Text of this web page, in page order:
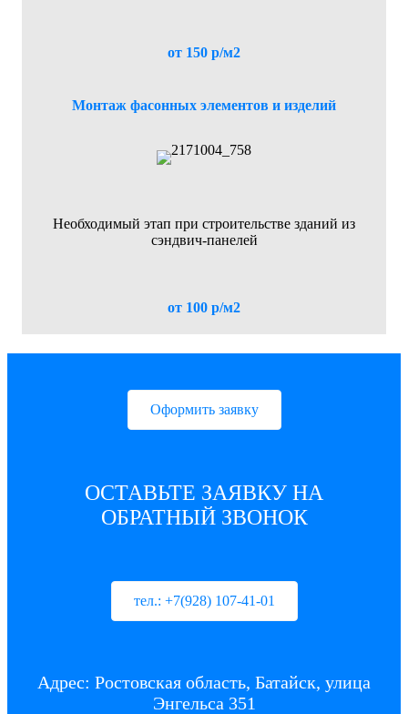
от 150 р/м2
Монтаж фасонных элементов и изделий
Необходимый этап при строительстве зданий из
сэндвич-панелей
от 100 р/м2
Оформить заявку
ОСТАВЬТЕ ЗАЯВКУ НА
ОБРАТНЫЙ ЗВОНОК
тел.: +7(928) 107-41-01
Адрес: Ростовская область, Батайск, улица
Энгельса 351